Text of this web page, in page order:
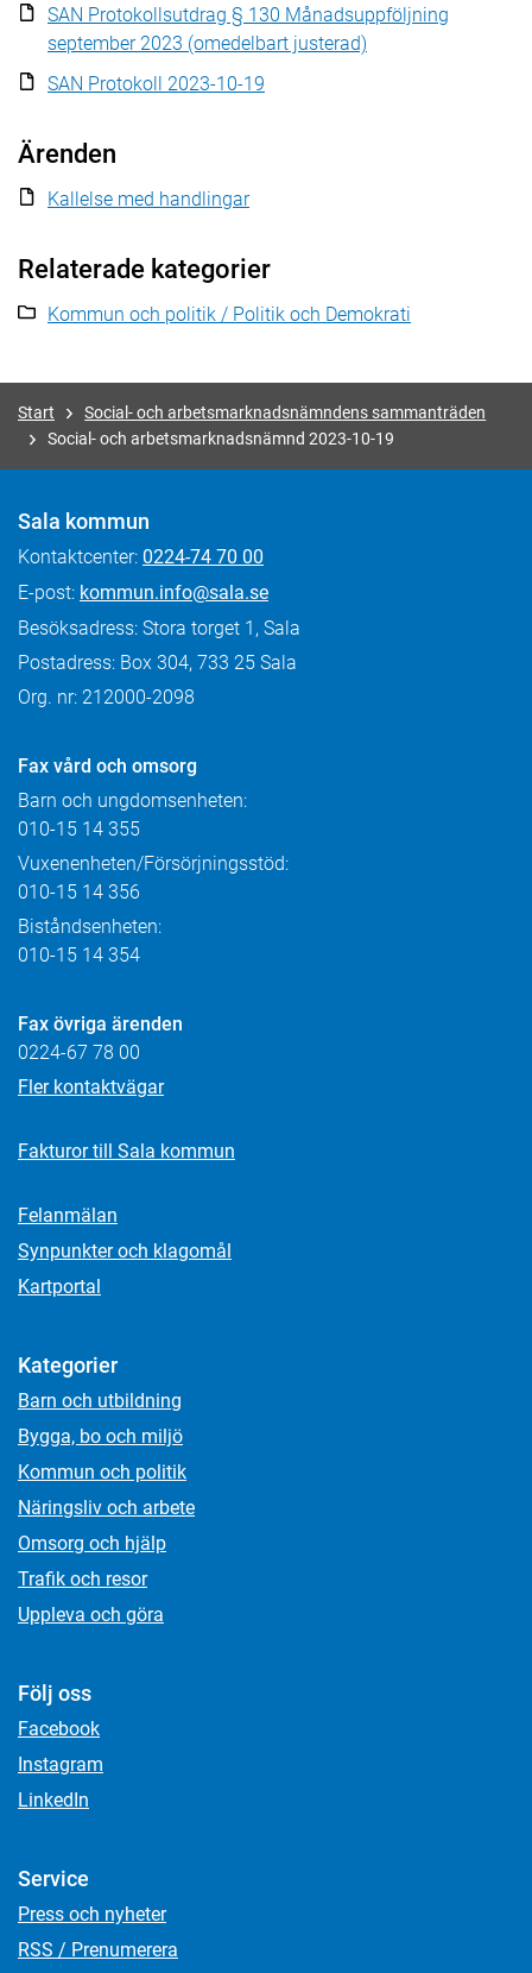
SAN Protokollsutdrag § 130 Månadsuppföljning
september 2023 (omedelbart justerad)
SAN Protokoll 2023-10-19
Ärenden
Kallelse med handlingar
Relaterade kategorier
Kommun och politik / Politik och Demokrati
Start
Social- och arbetsmarknadsnämndens sammanträden
Social- och arbetsmarknadsnämnd 2023-10-19
Sala kommun
Kontaktcenter: 0224-74 70 00
E-post: kommun.info@sala.se
Besöksadress: Stora torget 1, Sala
Postadress: Box 304, 733 25 Sala
Org. nr: 212000-2098
Fax vård och omsorg
Barn och ungdomsenheten:
010-15 14 355
Vuxenenheten/Försörjningsstöd:
010-15 14 356
Biståndsenheten:
010-15 14 354
Fax övriga ärenden
0224-67 78 00
Fler kontaktvägar
Fakturor till Sala kommun
Felanmälan
Synpunkter och klagomål
Kartportal
Kategorier
Barn och utbildning
Bygga, bo och miljö
Kommun och politik
Näringsliv och arbete
Omsorg och hjälp
Trafik och resor
Uppleva och göra
Följ oss
Facebook
Instagram
LinkedIn
Service
Press och nyheter
RSS / Prenumerera